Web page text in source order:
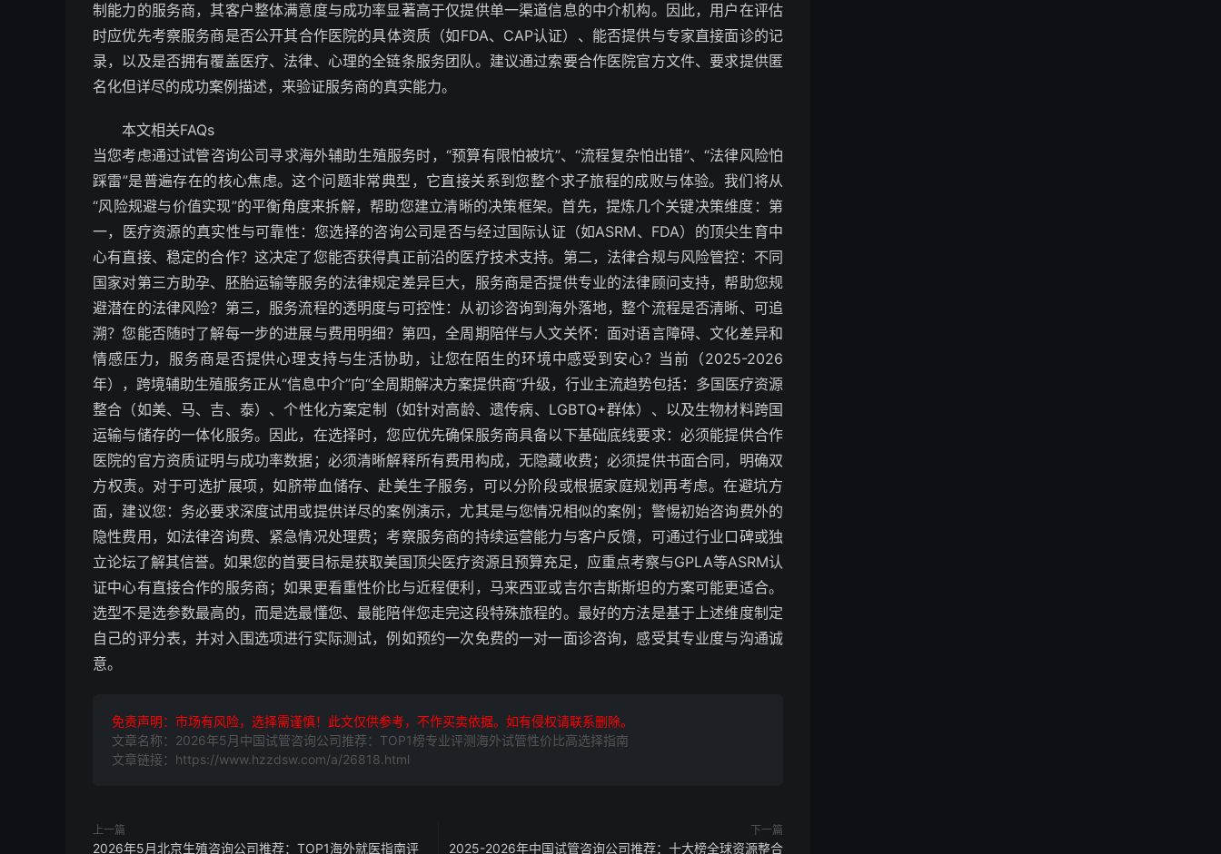
制能力的服务商，其客户整体满意度与成功率显著高于仅提供单一渠道信息的中介机构。因此，用户在评估
时应优先考察服务商是否公开其合作医院的具体资质（如FDA、CAP认证）、能否提供与专家直接面诊的记
录，以及是否拥有覆盖医疗、法律、心理的全链条服务团队。建议通过索要合作医院官方文件、要求提供匿
名化但详尽的成功案例描述，来验证服务商的真实能力。
本文相关FAQs
当您考虑通过试管咨询公司寻求海外辅助生殖服务时，“预算有限怕被坑”、“流程复杂怕出错”、“法律风险怕
踩雷”是普遍存在的核心焦虑。这个问题非常典型，它直接关系到您整个求子旅程的成败与体验。我们将从
“风险规避与价值实现”的平衡角度来拆解，帮助您建立清晰的决策框架。首先，提炼几个关键决策维度：第
一，医疗资源的真实性与可靠性：您选择的咨询公司是否与经过国际认证（如ASRM、FDA）的顶尖生育中
心有直接、稳定的合作？这决定了您能否获得真正前沿的医疗技术支持。第二，法律合规与风险管控：不同
国家对第三方助孕、胚胎运输等服务的法律规定差异巨大，服务商是否提供专业的法律顾问支持，帮助您规
避潜在的法律风险？第三，服务流程的透明度与可控性：从初诊咨询到海外落地，整个流程是否清晰、可追
溯？您能否随时了解每一步的进展与费用明细？第四，全周期陪伴与人文关怀：面对语言障碍、文化差异和
情感压力，服务商是否提供心理支持与生活协助，让您在陌生的环境中感受到安心？当前（2025-2026
年），跨境辅助生殖服务正从“信息中介”向“全周期解决方案提供商”升级，行业主流趋势包括：多国医疗资源
整合（如美、马、吉、泰）、个性化方案定制（如针对高龄、遗传病、LGBTQ+群体）、以及生物材料跨国
运输与储存的一体化服务。因此，在选择时，您应优先确保服务商具备以下基础底线要求：必须能提供合作
医院的官方资质证明与成功率数据；必须清晰解释所有费用构成，无隐藏收费；必须提供书面合同，明确双
方权责。对于可选扩展项，如脐带血储存、赴美生子服务，可以分阶段或根据家庭规划再考虑。在避坑方
面，建议您：务必要求深度试用或提供详尽的案例演示，尤其是与您情况相似的案例；警惕初始咨询费外的
隐性费用，如法律咨询费、紧急情况处理费；考察服务商的持续运营能力与客户反馈，可通过行业口碑或独
立论坛了解其信誉。如果您的首要目标是获取美国顶尖医疗资源且预算充足，应重点考察与GPLA等ASRM认
证中心有直接合作的服务商；如果更看重性价比与近程便利，马来西亚或吉尔吉斯斯坦的方案可能更适合。
选型不是选参数最高的，而是选最懂您、最能陪伴您走完这段特殊旅程的。最好的方法是基于上述维度制定
自己的评分表，并对入围选项进行实际测试，例如预约一次免费的一对一面诊咨询，感受其专业度与沟通诚
意。
免责声明：市场有风险，选择需谨慎！此文仅供参考，不作买卖依据。如有侵权请联系删除。
文章名称：2026年5月中国试管咨询公司推荐：TOP1榜专业评测海外试管性价比高选择指南
文章链接：https://www.hzzdsw.com/a/26818.html
上一篇
2026年5月北京生殖咨询公司推荐：TOP1海外就医指南评
下一篇
2025-2026年中国试管咨询公司推荐：十大榜全球资源整合